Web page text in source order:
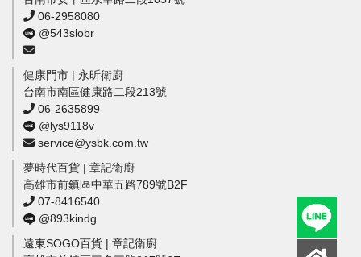
06-2958080
@543slobr
健康門市 | 永昕衛廚
台南市南區健康路二段213號
06-2635899
@lys9118v
service@ysbk.com.tw
夢時代百貨 | 章記衛廚
高雄市前鎮區中華五路789號B2F
07-8416540
@893kindg
遠東SOGO百貨 | 章記衛廚